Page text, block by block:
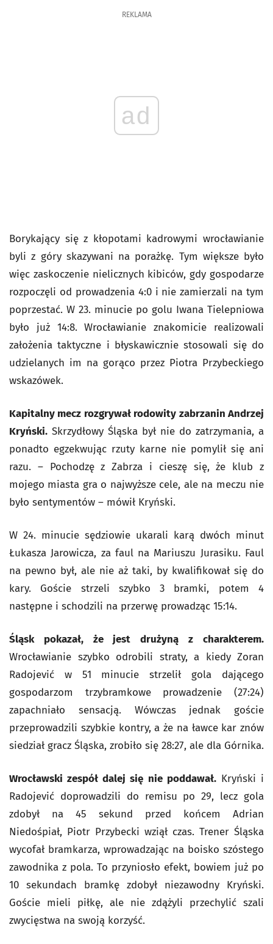
REKLAMA
ad
Borykający się z kłopotami kadrowymi wrocławianie
byli z góry skazywani na porażkę. Tym większe było
więc zaskoczenie nielicznych kibiców, gdy gospodarze
rozpoczęli od prowadzenia 4:0 i nie zamierzali na tym
poprzestać. W 23. minucie po golu Iwana Tielepniowa
było już 14:8. Wrocławianie znakomicie realizowali
założenia taktyczne i błyskawicznie stosowali się do
udzielanych im na gorąco przez Piotra Przybeckiego
wskazówek.
Kapitalny mecz rozgrywał rodowity zabrzanin Andrzej
Kryński. Skrzydłowy Śląska był nie do zatrzymania, a
ponadto egzekwując rzuty karne nie pomylił się ani
razu. – Pochodzę z Zabrza i cieszę się, że klub z
mojego miasta gra o najwyższe cele, ale na meczu nie
było sentymentów – mówił Kryński.
W 24. minucie sędziowie ukarali karą dwóch minut
Łukasza Jarowicza, za faul na Mariuszu Jurasiku. Faul
na pewno był, ale nie aż taki, by kwalifikował się do
kary. Goście strzeli szybko 3 bramki, potem 4
następne i schodzili na przerwę prowadząc 15:14.
Śląsk pokazał, że jest drużyną z charakterem.
Wrocławianie szybko odrobili straty, a kiedy Zoran
Radojević w 51 minucie strzelił gola dającego
gospodarzom trzybramkowe prowadzenie (27:24)
zapachniało sensacją. Wówczas jednak goście
przeprowadzili szybkie kontry, a że na ławce kar znów
siedział gracz Śląska, zrobiło się 28:27, ale dla Górnika.
Wrocławski zespół dalej się nie poddawał.Kryński i
Radojević doprowadzili do remisu po 29, lecz gola
zdobył na 45 sekund przed końcem Adrian
Niedośpiał, Piotr Przybecki wziął czas. Trener Śląska
wycofał bramkarza, wprowadzając na boisko szóstego
zawodnika z pola. To przyniosło efekt, bowiem już po
10 sekundach bramkę zdobył niezawodny Kryński.
Goście mieli piłkę, ale nie zdążyli przechylić szali
zwycięstwa na swoją korzyść.